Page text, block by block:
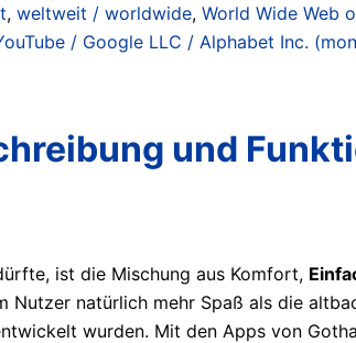
, weltweit / worldwide, World Wide Web
/ Google LLC / Alphabet Inc.
und
ist die Mischung aus Komfort,
Nutzer natürlich mehr Spaß als die
wurden. Mit den Apps von